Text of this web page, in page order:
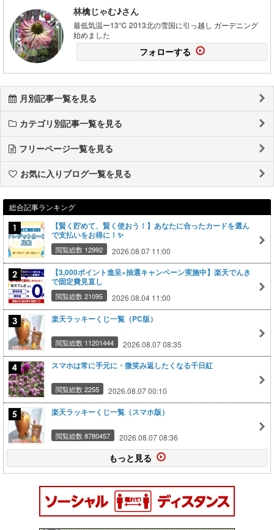
林檎じゃむ♪さん
最低気温ー13℃ 2013北の雪国に引っ越し ガーデニング
始めました
フォローする
月別記事一覧を見る
カテゴリ別記事一覧を見る
フリーページ一覧を見る
お気に入りブログ一覧を見る
総合記事ランキング
【賢く貯めて、賢く使おう！】あなたに合ったカードを選ん
で支払いをお得に！✨
閲覧総数 12992 2026.08.07 11:00
【3,000ポイント進呈×抽選キャンペーン実施中】楽天でんき
で固定費見直し
閲覧総数 21095 2026.08.04 11:00
楽天ラッキーくじ一覧（PC版）
閲覧総数 11201444 2026.08.07 08:35
スマホは常に手元に・微笑み返したくなる千日紅
閲覧総数 2255 2026.08.07 00:10
楽天ラッキーくじ一覧（スマホ版）
閲覧総数 8780457 2026.08.07 08:36
もっと見る